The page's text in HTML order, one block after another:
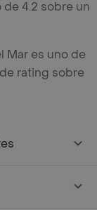
4.2 sobre un
Mar es uno de
rating sobre